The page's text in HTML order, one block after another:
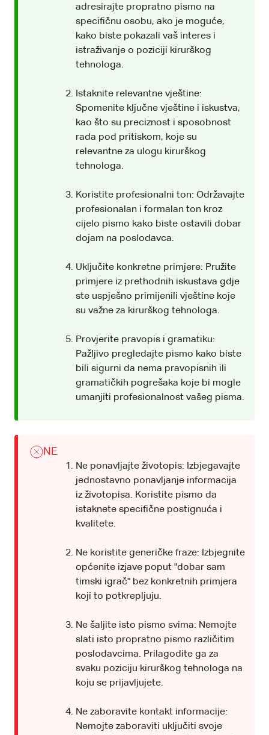
adresirajte propratno pismo na
specifičnu osobu, ako je moguće,
kako biste pokazali vaš interes i
istraživanje o poziciji kirurškog
tehnologa.
Istaknite relevantne vještine:
Spomenite ključne vještine i iskustva,
kao što su preciznost i sposobnost
rada pod pritiskom, koje su
relevantne za ulogu kirurškog
tehnologa.
Koristite profesionalni ton: Održavajte
profesionalan i formalan ton kroz
cijelo pismo kako biste ostavili dobar
dojam na poslodavca.
Uključite konkretne primjere: Pružite
primjere iz prethodnih iskustava gdje
ste uspješno primijenili vještine koje
su važne za kirurškog tehnologa.
Provjerite pravopis i gramatiku:
Pažljivo pregledajte pismo kako biste
bili sigurni da nema pravopisnih ili
gramatičkih pogrešaka koje bi mogle
umanjiti profesionalnost vašeg pisma.
NE
Ne ponavljajte životopis: Izbjegavajte
jednostavno ponavljanje informacija
iz životopisa. Koristite pismo da
istaknete specifične postignuća i
kvalitete.
Ne koristite generičke fraze: Izbjegnite
općenite izjave poput "dobar sam
timski igrač" bez konkretnih primjera
koji to potkrepljuju.
Ne šaljite isto pismo svima: Nemojte
slati isto propratno pismo različitim
poslodavcima. Prilagodite ga za
svaku poziciju kirurškog tehnologa na
koju se prijavljujete.
Ne zaboravite kontakt informacije:
Nemojte zaboraviti uključiti svoje